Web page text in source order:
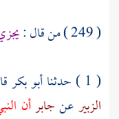
( 249 ) من قال :
( 1 ) حدثنا
أبو بكر
الزبيرعنجابرأن